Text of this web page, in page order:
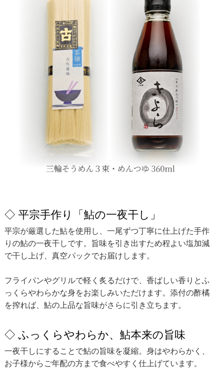
◇ 平宗手作り「鮎の一夜干し」
平宗が厳選した鮎を使用し、一尾ずつ丁寧に仕上げた手作
りの鮎の一夜干しです。旨味を引き出すため程よい塩加減
で干し上げ、真空パックでお届けします。
フライパンやグリルで軽く炙るだけで、香ばしい香りとふ
っくらやわらかな身をお楽しみいただけます。添付の酢橘
を搾れば、鮎の上品な旨味がさらに引き立ちます。
◇ ふっくらやわらか、鮎本来の旨味
一夜干しにすることで鮎の旨味を凝縮。身はやわらかく、
お子様からご年配の方まで食べやすく仕上げています。